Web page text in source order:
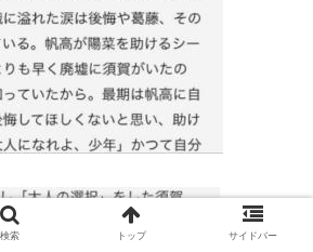
検索 トップ サイドバー